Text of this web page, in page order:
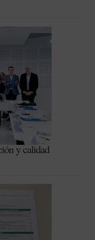
y calidad